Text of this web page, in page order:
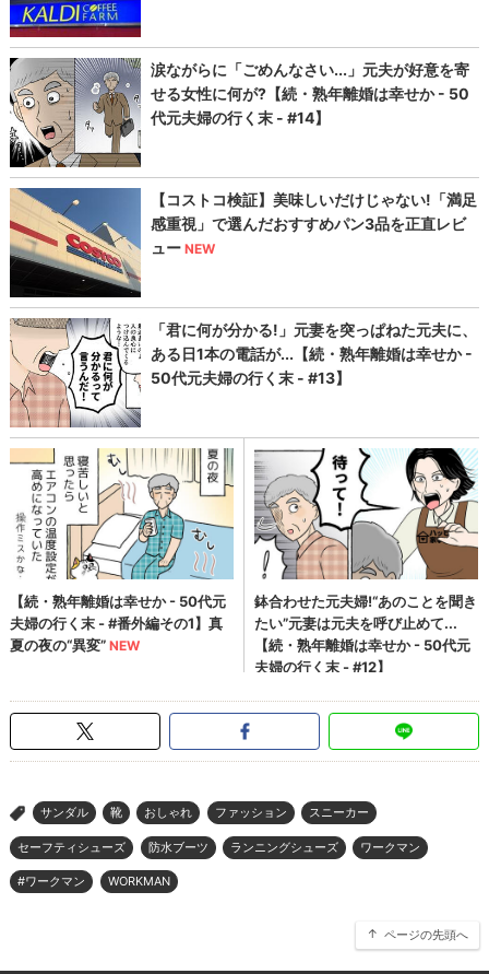
> サンダル 靴 おしゃれ ファッション スニーカー
セーフティシューズ 防水ブーツ ランニングシューズ ワークマン
#ワークマン WORKMAN
ページの先頭へ